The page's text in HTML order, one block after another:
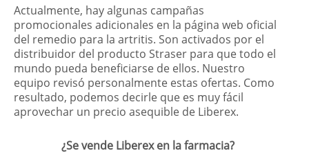
Actualmente, hay algunas campañas
promocionales adicionales en la página web oficial
del remedio para la artritis. Son activados por el
distribuidor del producto Straser para que todo el
mundo pueda beneficiarse de ellos. Nuestro
equipo revisó personalmente estas ofertas. Como
resultado, podemos decirle que es muy fácil
aprovechar un precio asequible de Liberex.
¿Se vende Liberex en la farmacia?